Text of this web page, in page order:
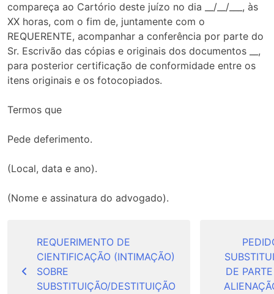
compareça ao Cartório deste juízo no dia __/__/___, às
XX horas, com o fim de, juntamente com o
REQUERENTE, acompanhar a conferência por parte do
Sr. Escrivão das cópias e originais dos documentos __,
para posterior certificação de conformidade entre os
itens originais e os fotocopiados.
Termos que
Pede deferimento.
(Local, data e ano).
(Nome e assinatura do advogado).
Post
REQUERIMENTO DE
CIENTIFICAÇÃO (INTIMAÇÃO)
SOBRE
SUBSTITUIÇÃO/DESTITUIÇÃO
DE